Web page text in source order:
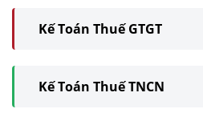
Kế Toán Thuế GTGT
Kế Toán Thuế TNCN